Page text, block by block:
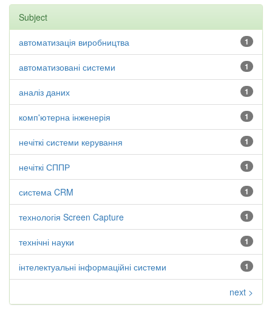
Subject
1
автоматизація виробництва
1
автоматизовані системи
1
аналіз даних
1
комп'ютерна інженерія
1
нечіткі системи керування
1
нечіткі СППР
1
система CRM
1
технологія Screen Capture
1
технічні науки
1
інтелектуальні інформаційні системи
next >